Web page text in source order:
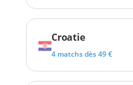
Croatie
4 matchs dès 49 €